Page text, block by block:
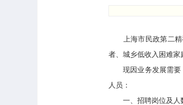
上海市民政第二精神
者、城乡低收入困难家
现因业务发展需要，
人员：
一、招聘岗位及人